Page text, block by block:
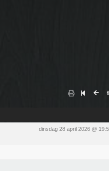
6
dinsdag 28 april 2026 @